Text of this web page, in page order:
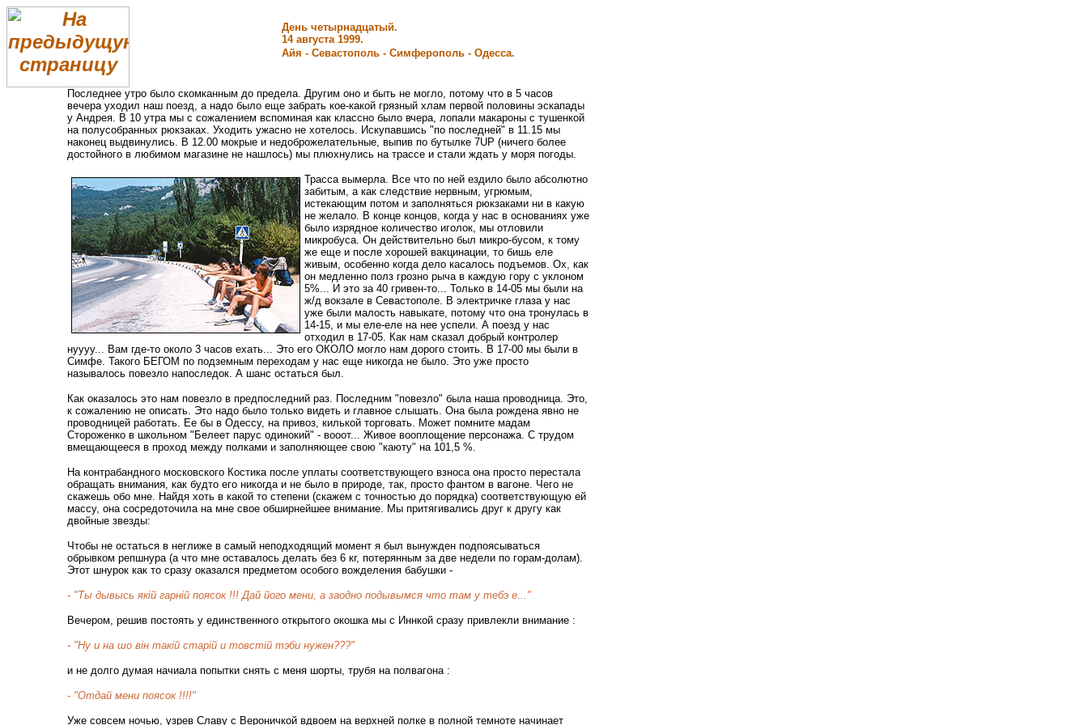
День четырнадцатый.
14 августа 1999.
Айя - Севастополь - Симферополь - Одесса.
Последнее утро было скомканным до предела. Другим оно и быть не могло, потому что в 5 часов
вечера уходил наш поезд, а надо было еще забрать кое-какой грязный хлам первой половины эскапады
у Андрея. В 10 утра мы с сожалением вспоминая как классно было вчера, лопали макароны с тушенкой
на полусобранных рюкзаках. Уходить ужасно не хотелось. Искупавшись "по последней" в 11.15 мы
наконец выдвинулись. В 12.00 мокрые и недоброжелательные, выпив по бутылке 7UP (ничего более
достойного в любимом магазине не нашлось) мы плюхнулись на трассе и стали ждать у моря погоды.
Трасса вымерла. Все что по ней ездило было абсолютно
забитым, а как следствие нервным, угрюмым,
истекающим потом и заполняться рюкзаками ни в какую
не желало. В конце концов, когда у нас в основаниях уже
было изрядное количество иголок, мы отловили
микробуса. Он действительно был микро-бусом, к тому
же еще и после хорошей вакцинации, то бишь еле
живым, особенно когда дело касалось подъемов. Ох, как
он медленно полз грозно рыча в каждую гору с уклоном
5%... И это за 40 гривен-то... Только в 14-05 мы были на
ж/д вокзале в Севастополе. В электричке глаза у нас
уже были малость навыкате, потому что она тронулась в
14-15, и мы еле-еле на нее успели. А поезд у нас
отходил в 17-05. Как нам сказал добрый контролер
нуууу... Вам где-то около 3 часов ехать... Это его ОКОЛО могло нам дорого стоить. В 17-00 мы были в
Симфе. Такого БЕГОМ по подземным переходам у нас еще никогда не было. Это уже просто
называлось повезло напоследок. А шанс остаться был.
Как оказалось это нам повезло в предпоследний раз. Последним "повезло" была наша проводница. Это,
к сожалению не описать. Это надо было только видеть и главное слышать. Она была рождена явно не
проводницей работать. Ее бы в Одессу, на привоз, килькой торговать. Может помните мадам
Стороженко в школьном "Белеет парус одинокий" - вооот... Живое вооплощение персонажа. С трудом
вмещающееся в проход между полками и заполняющее свою "каюту" на 101,5 %.
На контрабандного московского Костика после уплаты соответствующего взноса она просто перестала
обращать внимания, как будто его никогда и не было в природе, так, просто фантом в вагоне. Чего не
скажешь обо мне. Найдя хоть в какой то степени (скажем с точностью до порядка) соответствующую ей
массу, она сосредоточила на мне свое обширнейшее внимание. Мы притягивались друг к другу как
двойные звезды:
Чтобы не остаться в неглиже в самый неподходящий момент я был вынужден подпоясываться
обрывком репшнура (а что мне оставалось делать без 6 кг, потерянным за две недели по горам-долам).
Этот шнурок как то сразу оказался предметом особого вожделения бабушки -
- "Ты дывысь якiй гарнiй поясок !!! Дай його мени, а заодно подывымся что там у тебэ е..."
Вечером, решив постоять у единственного открытого окошка мы с Иннкой сразу привлекли внимание :
- "Ну и на шо вiн такiй старiй и товстiй тэби нужен???"
и не долго думая начиала попытки снять с меня шорты, трубя на полвагона :
- "Отдай мени поясок !!!!"
Уже совсем ночью, узрев Славу с Вероничкой вдвоем на верхней полке в полной темноте начинает